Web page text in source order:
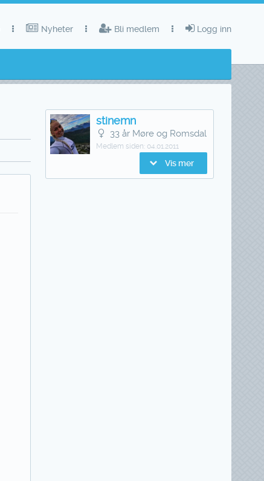
Logg inn
Bli medlem
Nyheter
stinemn
33 år Møre og Romsdal
Medlem siden: 04.01.2011
Vis mer